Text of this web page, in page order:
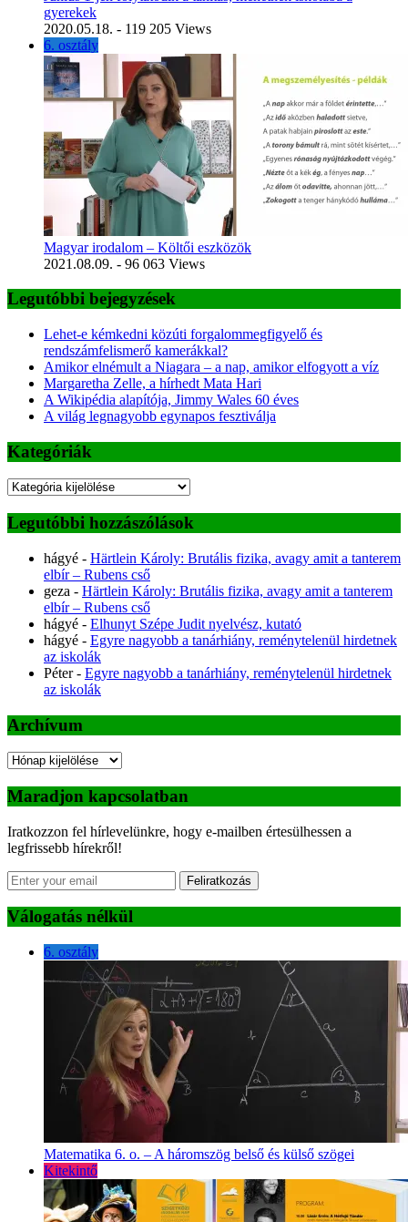
gyerekek
2020.05.18. - 119 205 Views
6. osztály
Magyar irodalom – Költői eszközök
2021.08.09. - 96 063 Views
Legutóbbi bejegyzések
Lehet-e kémkedni közúti forgalommegfigyelő és
rendszámfelismerő kamerákkal?
Amikor elnémult a Niagara – a nap, amikor elfogyott a víz
Margaretha Zelle, a hírhedt Mata Hari
A Wikipédia alapítója, Jimmy Wales 60 éves
A világ legnagyobb egynapos fesztiválja
Kategóriák
Kategóriák
Legutóbbi hozzászólások
hágyé - Härtlein Károly: Brutális fizika, avagy amit a tanterem
elbír – Rubens cső
geza - Härtlein Károly: Brutális fizika, avagy amit a tanterem
elbír – Rubens cső
hágyé - Elhunyt Szépe Judit nyelvész, kutató
hágyé - Egyre nagyobb a tanárhiány, reménytelenül hirdetnek
az iskolák
Péter- Egyre nagyobb a tanárhiány, reménytelenül hirdetnek
az iskolák
Archívum
Archívum
Maradjon kapcsolatban
Iratkozzon fel hírlevelünkre, hogy e-mailben értesülhessen a
legfrissebb hírekről!
Feliratkozás
Válogatás nélkül
6. osztály
Matematika 6. o. – A háromszög belső és külső szögei
Kitekintő